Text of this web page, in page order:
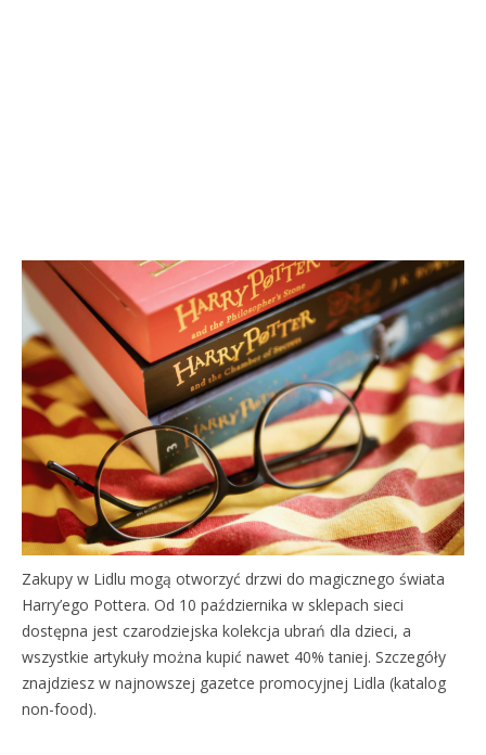
Zakupy w Lidlu mogą otworzyć drzwi do magicznego świata
Harry’ego Pottera. Od 10 października w sklepach sieci
dostępna jest czarodziejska kolekcja ubrań dla dzieci, a
wszystkie artykuły można kupić nawet 40% taniej. Szczegóły
znajdziesz w najnowszej gazetce promocyjnej Lidla (katalog
non-food).